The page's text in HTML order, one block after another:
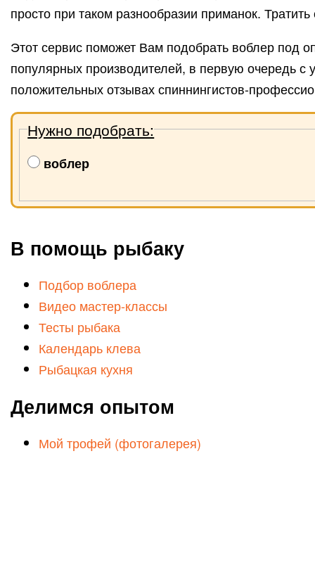
просто при таком разнообразии приманок.
Этот сервис поможет Вам подобрать воблер
популярных производителей, в первую очередь
положительных отзывах спиннингистов-
Нужно подобрать:
воблер
В помощь рыбаку
Подбор воблера
Видео мастер-классы
Тесты рыбака
Календарь клева
Рыбацкая кухня
Делимся опытом
Мой трофей (фотогалерея)